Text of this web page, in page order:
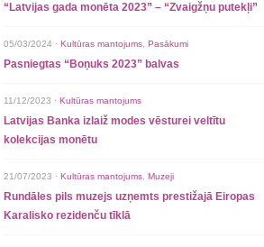
“Latvijas gada monēta 2023” – “Zvaigžņu putekļi”
05/03/2024 · Kultūras mantojums Pasākumi
Pasniegtas “Boņuks 2023” balvas
11/12/2023 · Kultūras mantojums
Latvijas Banka izlaiž modes vēsturei veltītu
kolekcijas monētu
21/07/2023 · Kultūras mantojums Muzeji
Rundāles pils muzejs uzņemts prestižajā Eiropas
Karalisko rezidenču tīklā